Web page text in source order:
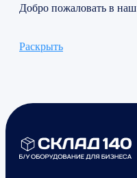
Добро пожаловать в наш
Раскрыть